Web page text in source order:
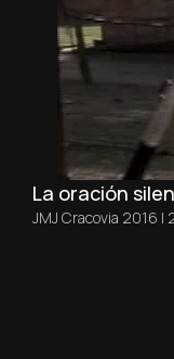
La oración
JMJ Cracovia 2016 |